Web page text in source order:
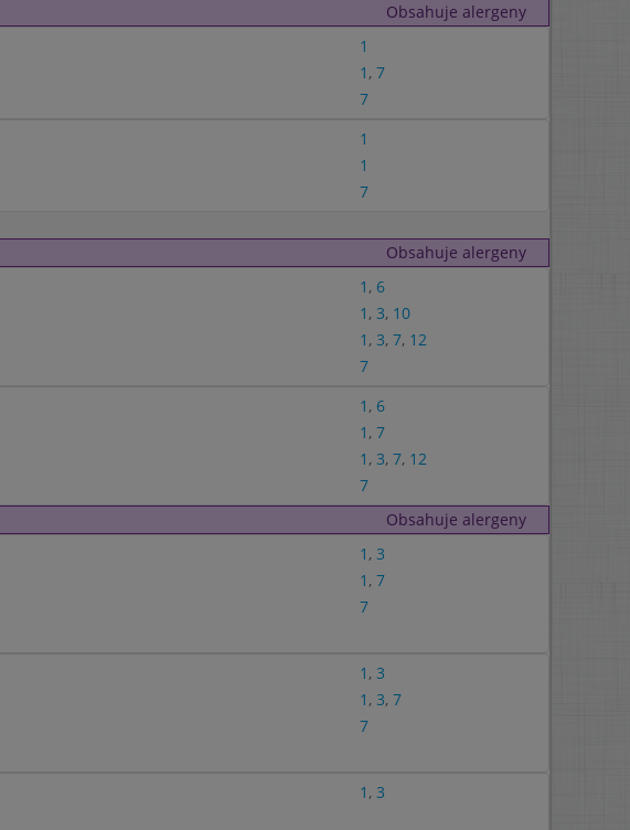
Obsahuje alergeny
1
1 , 7
7
1
1
7
Obsahuje alergeny
1 , 6
1 , 3, 10
1 , 3, 7, 12
7
1 , 6
1 , 7
1 , 3, 7, 12
7
Obsahuje alergeny
1 , 3
1 , 7
7
1 , 3
1 , 3, 7
7
1 , 3